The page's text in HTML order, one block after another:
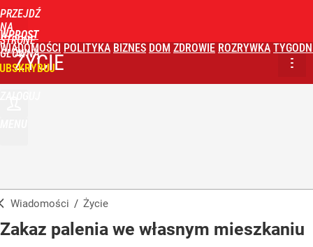
PRZEJDŹ
NA
STRONĘ
GŁÓWNĄ
WPROST
WIADOMOŚCI POLITYKA BIZNES DOM ZDROWIE ROZRYWKA
ŻYCIE
Wiadomości / Życie
Zakaz palenia we własnym mieszkaniu